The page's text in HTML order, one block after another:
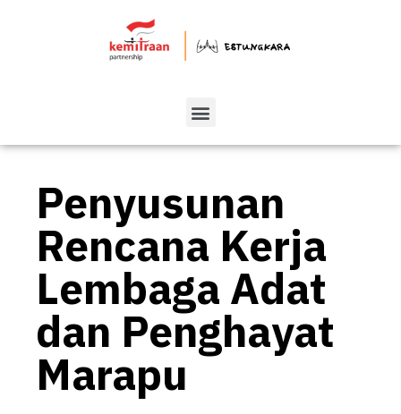
Penyusunan
Rencana Kerja
Lembaga Adat
dan Penghayat
Marapu